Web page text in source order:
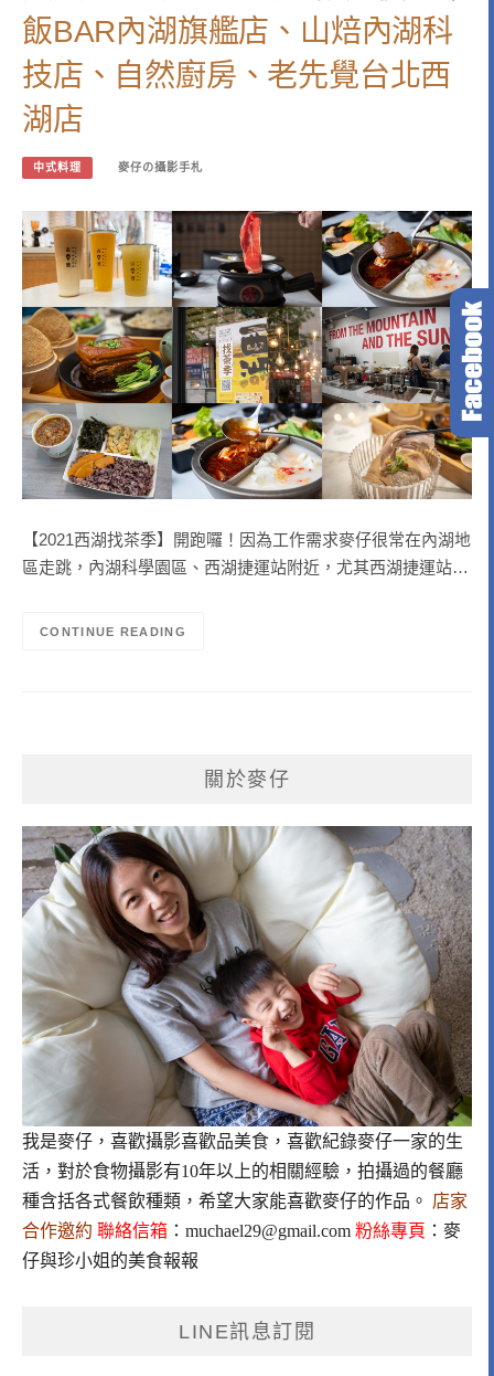
飯BAR內湖旗艦店、山焙內湖科
技店、自然廚房、老先覺台北西
湖店
中式料理 麥仔の攝影手札
【2021西湖找茶季】開跑囉！因為工作需求麥仔很常在內湖地
區走跳，內湖科學園區、西湖捷運站附近，尤其西湖捷運站…
CONTINUE READING
關於麥仔
我是麥仔，喜歡攝影喜歡品美食，喜歡紀錄麥仔一家的生
活，對於食物攝影有10年以上的相關經驗，拍攝過的餐廳
種含括各式餐飲種類，希望大家能喜歡麥仔的作品。 店家
合作邀約 聯絡信箱 ： muchael29@gmail.com 粉絲專頁 ： 麥
仔與珍小姐的美食報報
LINE訊息訂閱